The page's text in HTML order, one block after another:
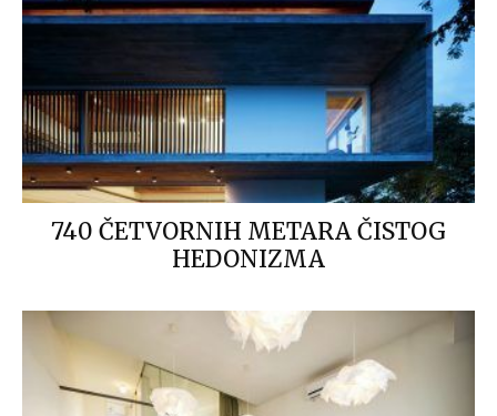
740 ČETVORNIH METARA ČISTOG
HEDONIZMA